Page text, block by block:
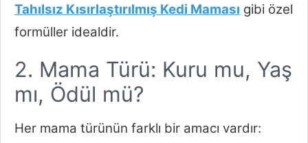
Tahılsız Kısırlaştırılmış Kedi Maması gibi özel
formüller idealdir.
2. Mama Türü: Kuru mu, Yaş
mı, Ödül mü?
Her mama türünün farklı bir amacı vardır: